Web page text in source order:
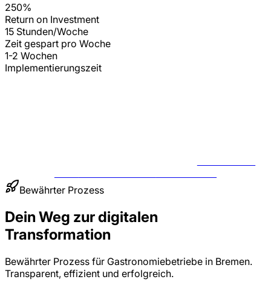
250%
Return on Investment
15 Stunden/Woche
Zeit gespart pro Woche
1-2 Wochen
Implementierungszeit
Bewährter Prozess
Dein Weg zur digitalen
Transformation
Bewährter Prozess für Gastronomiebetriebe in Bremen.
Transparent, effizient und erfolgreich.